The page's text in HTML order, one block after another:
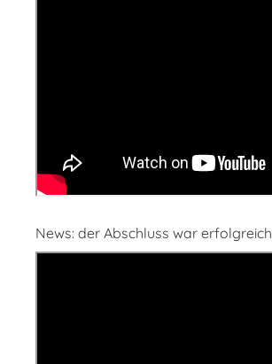
News: der Abschluss war erfolgreich